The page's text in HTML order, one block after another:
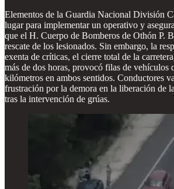
Elementos de la Guardia Nacional División
lugar para implementar un operativo y
que el H. Cuerpo de Bomberos de Othón P.
rescate de los lesionados. Sin embargo, la
exenta de críticas, el cierre total de la
más de dos horas, provocó filas de vehículos
kilómetros en ambos sentidos. Conductores
frustración por la demora en la liberación de
tras la intervención de grúas.